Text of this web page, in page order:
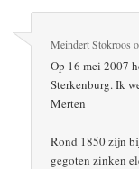
Meindert Stokroos
Op 16 mei 2007
Sterkenburg. Ik
Merten
Rond 1850 zijn
gegoten zinken